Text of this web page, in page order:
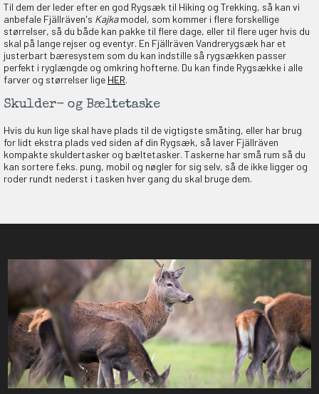
Til dem der leder efter en god Rygsæk til Hiking og Trekking, så kan vi
anbefale Fjällräven's Kajkamodel, som kommer i flere forskellige
størrelser, så du både kan pakke til flere dage, eller til flere uger hvis du
skal på lange rejser og eventyr. En Fjällräven Vandrerygsæk har et
justerbart bæresystem som du kan indstille så rygsækken passer
perfekt i ryglængde og omkring hofterne. Du kan finde Rygsække i alle
farver og størrelser lige HER.
Skulder- og Bæltetaske
Hvis du kun lige skal have plads til de vigtigste småting, eller har brug
for lidt ekstra plads ved siden af din Rygsæk, så laver Fjällräven
kompakte skuldertasker og bæltetasker. Taskerne har små rum så du
kan sortere f.eks. pung, mobil og nøgler for sig selv, så de ikke ligger og
roder rundt nederst i tasken hver gang du skal bruge dem.